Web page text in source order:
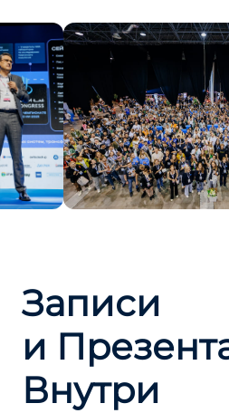
Записи
и
Внутри